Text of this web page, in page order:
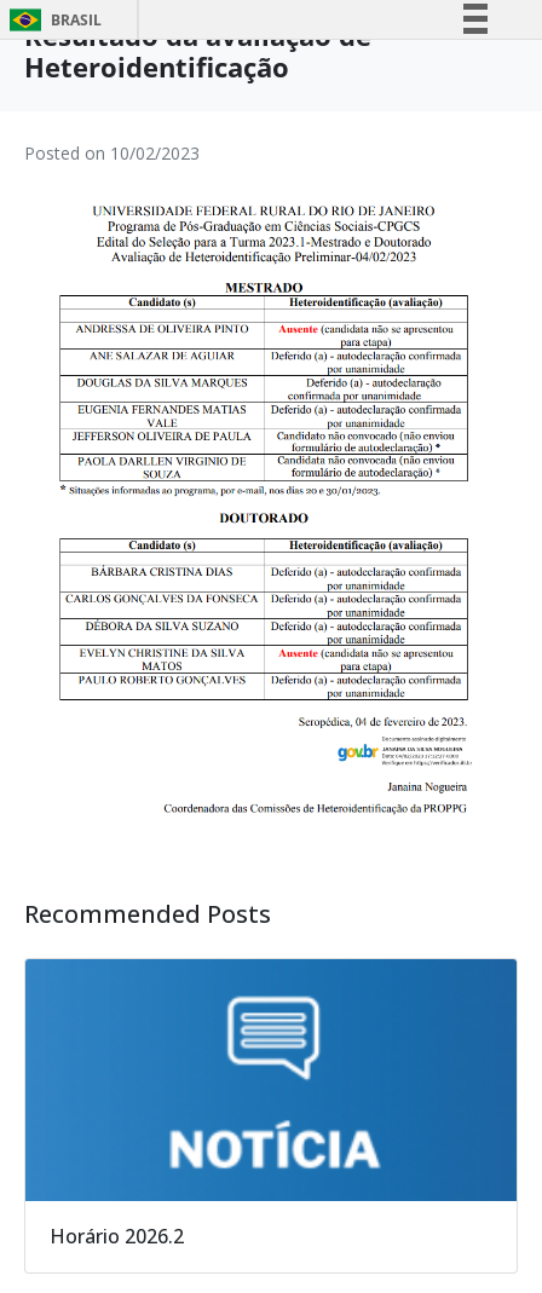
BRASIL
Legislação
Canais
Resultado da avaliação de
Heteroidentificação
Posted on 10/02/2023
Recommended Posts
Horário 2026.2